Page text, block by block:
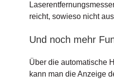
reicht, sowieso nicht
Und noch mehr
Über die automatische
kann man die Anzeige